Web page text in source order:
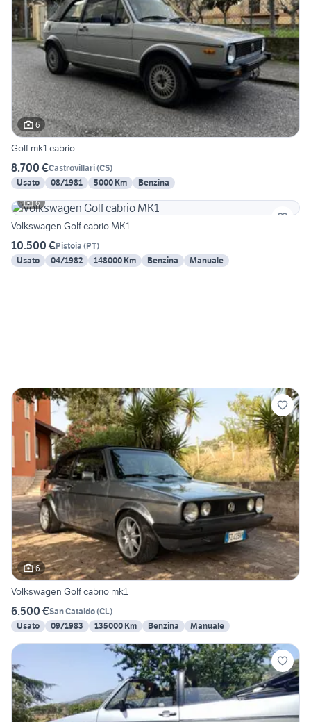
6
Golf mk1 cabrio
8.700 €Castrovillari(CS)
Usato
08/1981 5000 Km
Benzina
6
Volkswagen Golf cabrio MK1
10.500 €Pistoia (PT)
Usato
04/1982 148000 Km Benzina Manuale
6
Volkswagen Golf cabrio mk1
6.500 €San Cataldo(CL)
Usato
09/1983 135000 Km Benzina Manuale